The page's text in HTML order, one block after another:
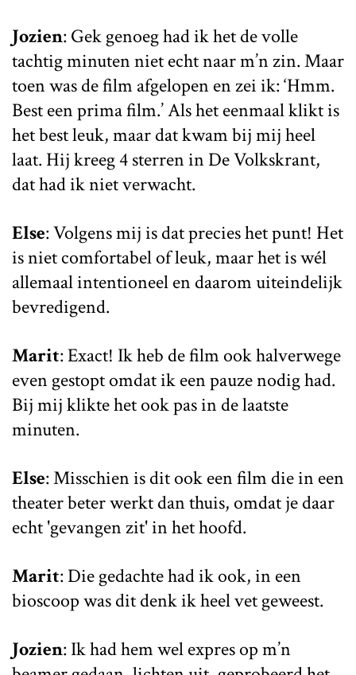
Jozien: Gek genoeg had ik het de volle
tachtig minuten niet echt naar m’n zin. Maar
toen was de film afgelopen en zei ik: ‘Hmm.
Best een prima film.’ Als het eenmaal klikt is
het best leuk, maar dat kwam bij mij heel
laat. Hij kreeg 4 sterren in De Volkskrant,
dat had ik niet verwacht.
Else: Volgens mij is dat precies het punt! Het
is niet comfortabel of leuk, maar het is wél
allemaal intentioneel en daarom uiteindelijk
bevredigend.
Marit: Exact! Ik heb de film ook halverwege
even gestopt omdat ik een pauze nodig had.
Bij mij klikte het ook pas in de laatste
minuten.
Else: Misschien is dit ook een film die in een
theater beter werkt dan thuis, omdat je daar
echt 'gevangen zit' in het hoofd.
Marit: Die gedachte had ik ook, in een
bioscoop was dit denk ik heel vet geweest.
Jozien: Ik had hem wel expres op m’n